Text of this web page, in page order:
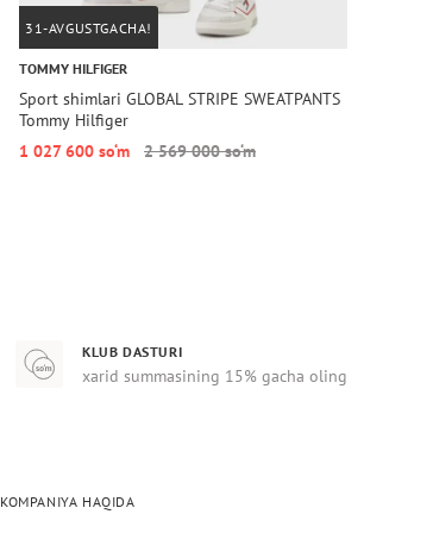
31-AVGUSTGACHA!
TOMMY HILFIGER
Sport shimlari GLOBAL STRIPE SWEATPANTS
Tommy Hilfiger
1 027 600 so‘m
2 569 000 so‘m
KLUB DASTURI
xarid summasining 15% gacha oling
KOMPANIYA HAQIDA